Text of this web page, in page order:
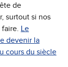
de
surtout si nos
Le
devenir la
cours du siècle